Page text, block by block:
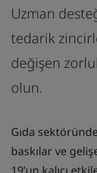
Uzman
tedarik
değişen
olun.
Gıda
baskılar ve